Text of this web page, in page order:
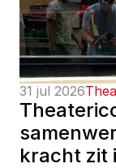
31 jul 2026
kracht zit